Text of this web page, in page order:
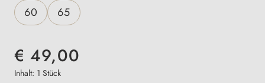
60
65
€ 49,00
Inhalt: 1 Stück